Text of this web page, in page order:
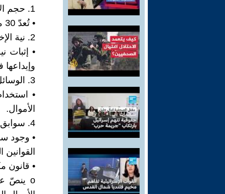
1. حجم الأموال:
• تُعدّ 30 مليون جنيه مبلغًا كبيرًا، ممّا يُشدّد العقوبة.
2. نية الإخفاء:
• إثبات
3. الوسائل المستخدمة:
•
الأموال.
4. سوابق المتهم:
• وجود
• قانون